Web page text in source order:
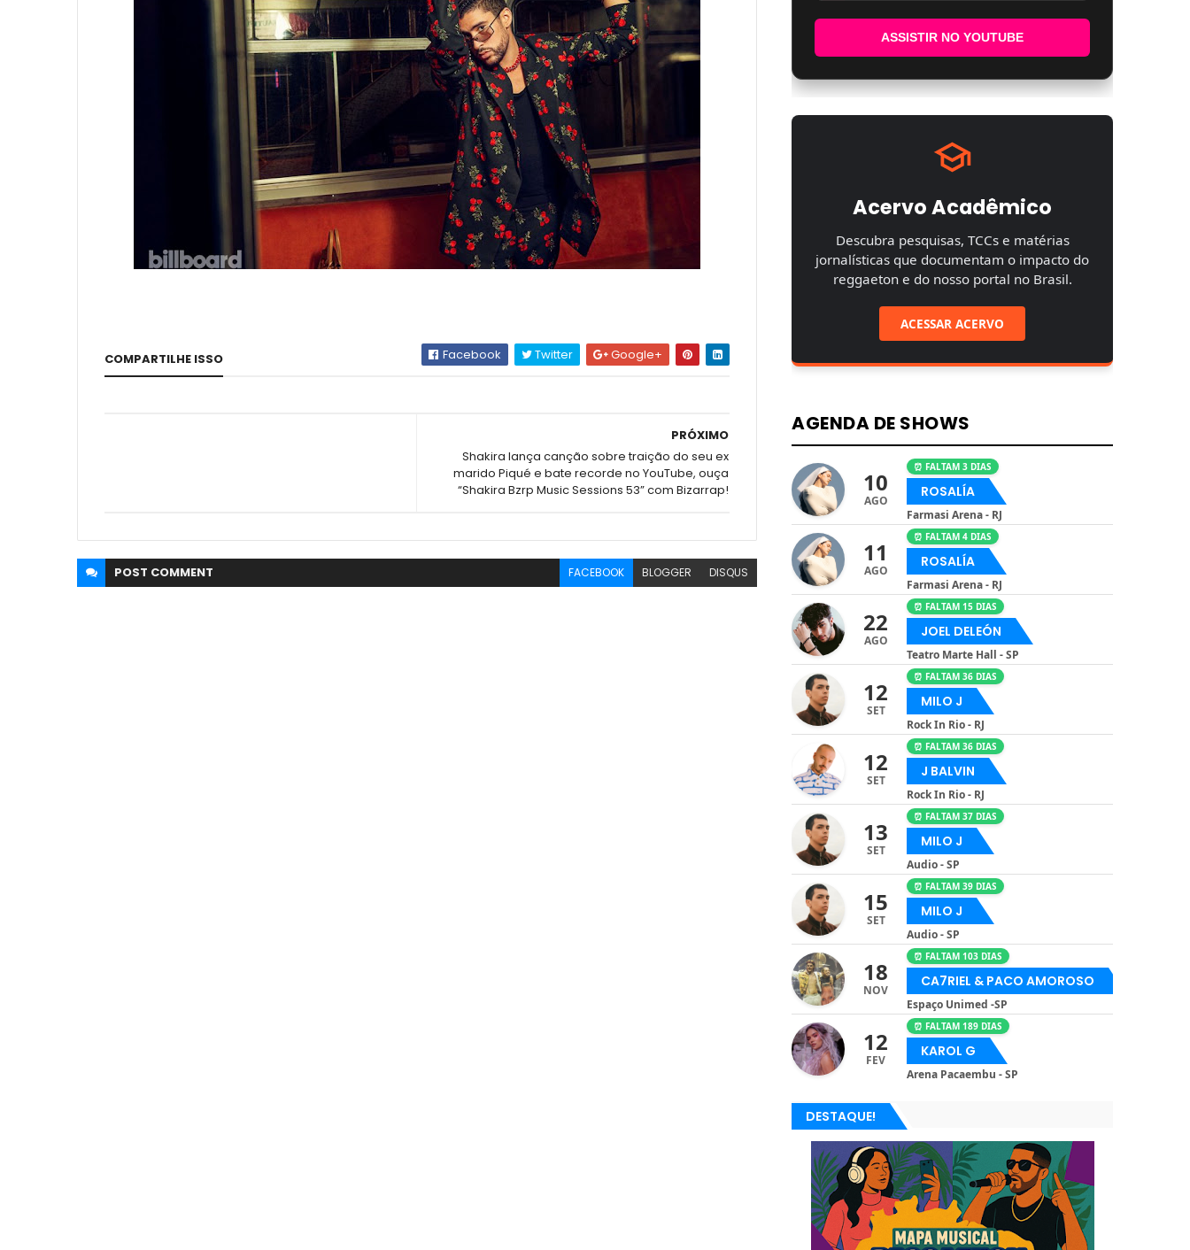
COMPARTILHE ISSO Facebook Twitter Google+
PRÓXIMO
Shakira lança canção sobre traição do seu ex
marido Piqué e bate recorde no YouTube, ouça
“Shakira Bzrp Music Sessions 53” com Bizarrap!
POST COMMENT FACEBOOK BLOGGER DISQUS
ASSISTIR NO YOUTUBE
Acervo Acadêmico
Descubra pesquisas, TCCs e matérias
jornalísticas que documentam o impacto do
reggaeton e do nosso portal no Brasil.
ACESSAR ACERVO
AGENDA DE SHOWS
10
AGO
⏰ FALTAM 3 DIAS
ROSALÍA
Farmasi Arena - RJ
11
AGO
⏰ FALTAM 4 DIAS
ROSALÍA
Farmasi Arena - RJ
22
AGO
⏰ FALTAM 15 DIAS
JOEL DELEÓN
Teatro Marte Hall - SP
12
SET
⏰ FALTAM 36 DIAS
MILO J
Rock In Rio - RJ
12
SET
⏰ FALTAM 36 DIAS
J BALVIN
Rock In Rio - RJ
13
SET
⏰ FALTAM 37 DIAS
MILO J
Audio - SP
15
SET
⏰ FALTAM 39 DIAS
MILO J
Audio - SP
18
NOV
⏰ FALTAM 103 DIAS
CA7RIEL & PACO AMOROSO
Espaço Unimed -SP
12
FEV
⏰ FALTAM 189 DIAS
KAROL G
Arena Pacaembu - SP
DESTAQUE!